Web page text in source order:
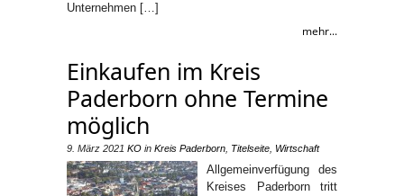
Unternehmen […]
mehr...
Einkaufen im Kreis
Paderborn ohne Termine
möglich
9. März 2021 KO in Kreis Paderborn Titelseite Wirtschaft
Allgemeinverfügung des
Kreises Paderborn tritt